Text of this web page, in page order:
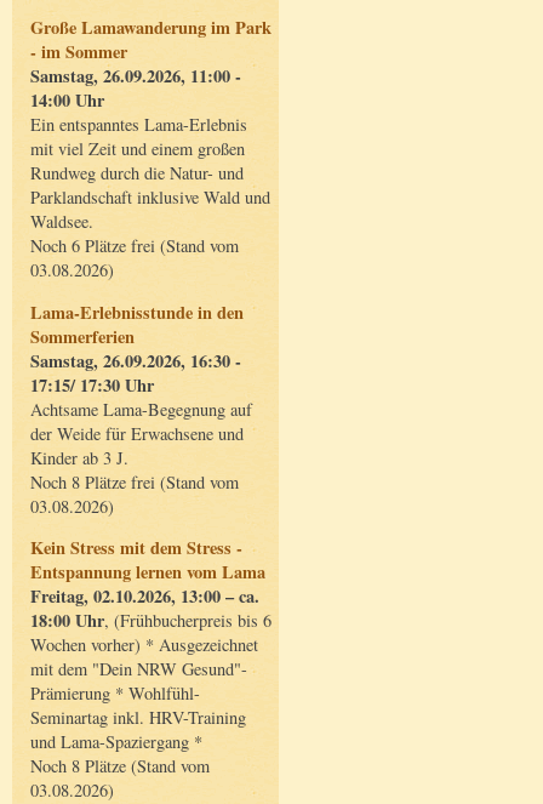
Große Lamawanderung im Park
- im Sommer
Samstag, 26.09.2026, 11:00 -
14:00 Uhr
Ein entspanntes Lama-Erlebnis
mit viel Zeit und einem großen
Rundweg durch die Natur- und
Parklandschaft inklusive Wald und
Waldsee.
Noch 6 Plätze frei (Stand vom
03.08.2026)
Lama-Erlebnisstunde in den
Sommerferien
Samstag, 26.09.2026, 16:30 -
17:15/ 17:30 Uhr
Achtsame Lama-Begegnung auf
der Weide für Erwachsene und
Kinder ab 3 J.
Noch 8 Plätze frei (Stand vom
03.08.2026)
Kein Stress mit dem Stress -
Entspannung lernen vom Lama
Freitag, 02.10.2026, 13:00 – ca.
18:00 Uhr, (Frühbucherpreis bis 6
Wochen vorher) * Ausgezeichnet
mit dem "Dein NRW Gesund"-
Prämierung * Wohlfühl-
Seminartag inkl. HRV-Training
und Lama-Spaziergang *
Noch 8 Plätze (Stand vom
03.08.2026)